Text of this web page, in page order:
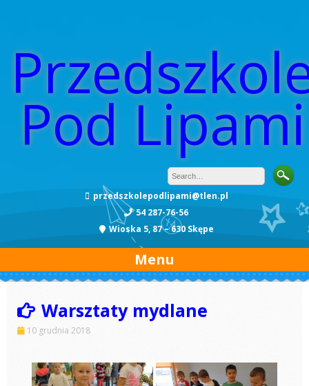
Pod Lipami
przedszkolepodlipami@tlen.pl
54 287-76-56
Wioska 5, 87 – 630 Skępe
Menu
Warsztaty mydlane
10 grudnia 2018